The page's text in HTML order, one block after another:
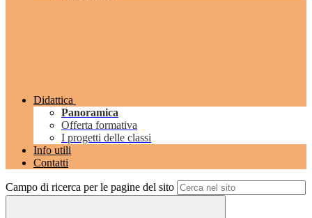
Didattica
Panoramica
Offerta formativa
I progetti delle classi
Info utili
Contatti
Campo di ricerca per le pagine del sito